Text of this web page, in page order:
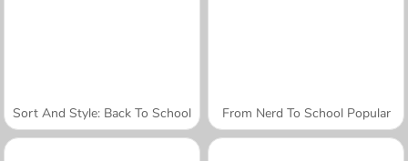
Sort And Style: Back To School From Nerd To School Popular